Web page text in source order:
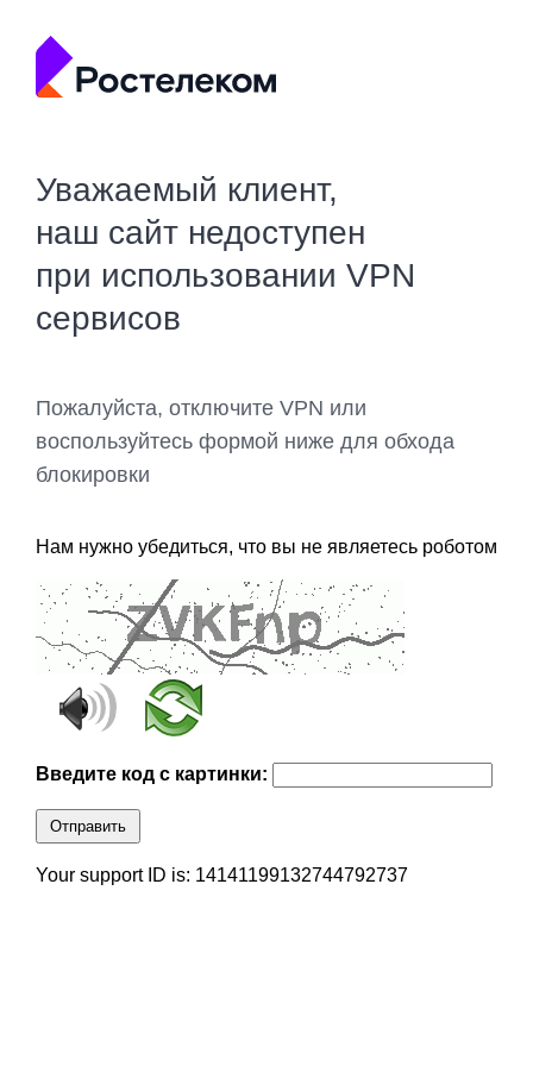
Уважаемый клиент,
наш сайт недоступен
при использовании VPN
сервисов
Пожалуйста, отключите VPN или
воспользуйтесь формой ниже для обхода
блокировки
Нам нужно убедиться, что вы не являетесь роботом
Введите код с картинки:
Отправить
Your support ID is: 14141199132744792737